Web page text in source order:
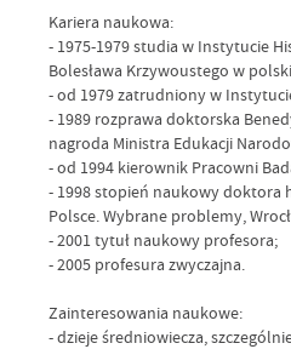
Kariera naukowa:
- 1975-1979 studia w Instytucie
Bolesława Krzywoustego w
- od 1979 zatrudniony w
- 1989 rozprawa doktorska
nagroda Ministra Edukacji
- od 1994 kierownik Pracowni
- 1998 stopień naukowy doktora
Polsce. Wybrane problemy,
- 2001 tytuł naukowy profesora;
- 2005 profesura zwyczajna.
Zainteresowania naukowe:
- dzieje średniowiecza,